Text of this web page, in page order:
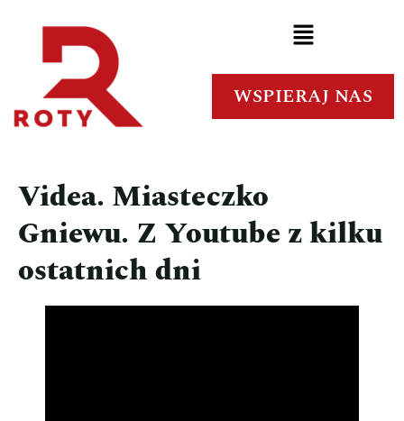
WSPIERAJ NAS
Videa. Miasteczko
Gniewu. Z Youtube z kilku
ostatnich dni